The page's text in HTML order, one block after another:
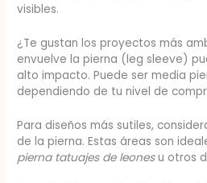
visibles.
¿Te gustan los proyectos más
envuelve la pierna (leg sleeve)
alto impacto. Puede ser media
dependiendo de tu nivel de
Para diseños más sutiles,
de la pierna. Estas áreas son
pierna tatuajes de leonesu otros